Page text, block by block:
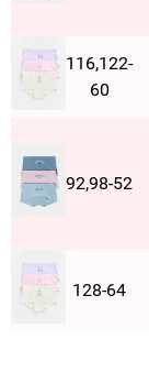
116,122-
60
92,98-52
128-64